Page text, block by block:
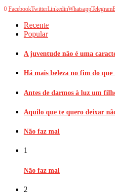
0 FacebookTwitterLinkedinWhatsappTelegram
Recente
Popular
A juventude não é uma
Há mais beleza no fim do
Antes de darmos à luz um
Aquilo que te quero deixar
Não faz mal
1
Não faz mal
2